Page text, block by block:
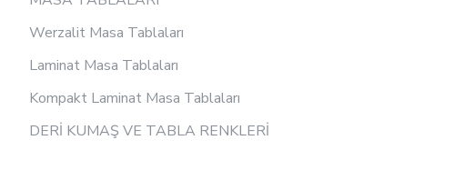
Werzalit Masa Tablaları
Laminat Masa Tablaları
Kompakt Laminat Masa Tablaları
DERİ KUMAŞ VE TABLA RENKLERİ